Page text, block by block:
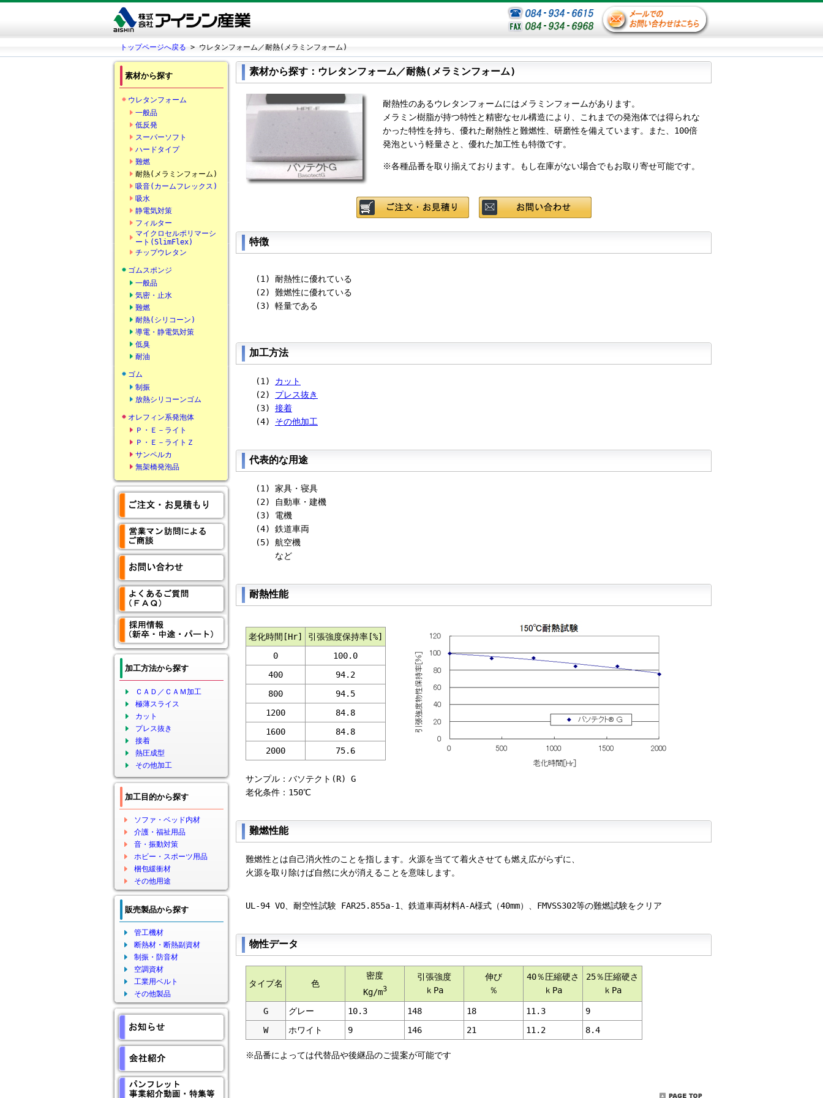
トップページへ戻る > ウレタンフォーム／耐熱(メラミンフォーム)
素材から探す
ウレタンフォーム
一般品
低反発
スーパーソフト
ハードタイプ
難燃
耐熱(メラミンフォーム)
吸音(カームフレックス)
吸水
静電気対策
フィルター
マイクロセルポリマーシ
ート(SlimFlex)
チップウレタン
ゴムスポンジ
一般品
気密・止水
難燃
耐熱(シリコーン)
導電・静電気対策
低臭
耐油
ゴム
制振
放熱シリコーンゴム
オレフィン系発泡体
Ｐ・Ｅ－ライト
Ｐ・Ｅ－ライトＺ
サンペルカ
無架橋発泡品
加工方法から探す
ＣＡＤ／ＣＡＭ加工
極薄スライス
カット
プレス抜き
接着
熱圧成型
その他加工
加工目的から探す
ソファ・ベッド内材
介護・福祉用品
音・振動対策
ホビー・スポーツ用品
梱包緩衝材
その他用途
販売製品から探す
管工機材
断熱材・断熱副資材
制振・防音材
空調資材
工業用ベルト
その他製品
素材から探す：ウレタンフォーム／耐熱(メラミンフォーム)
耐熱性のあるウレタンフォームにはメラミンフォームがあります。
メラミン樹脂が持つ特性と精密なセル構造により、これまでの発泡体では得られな
かった特性を持ち、優れた耐熱性と難燃性、研磨性を備えています。また、100倍
発泡という軽量さと、優れた加工性も特徴です。
※各種品番を取り揃えております。もし在庫がない場合でもお取り寄せ可能です。
特徴
(1) 耐熱性に優れている
(2) 難燃性に優れている
(3) 軽量である
加工方法
(1) カット
(2) プレス抜き
(3) 接着
(4) その他加工
代表的な用途
(1) 家具・寝具
(2) 自動車・建機
(3) 電機
(4) 鉄道車両
(5) 航空機
など
耐熱性能
老化時間[Hr]
引張強度保持率[%]
0
100.0
400
94.2
800
94.5
1200
84.8
1600
84.8
2000
75.6
サンプル：バソテクト(R) G
老化条件：150℃
難燃性能
難燃性とは自己消火性のことを指します。火源を当てて着火させても燃え広がらずに、
火源を取り除けば自然に火が消えることを意味します。
UL-94 VO、耐空性試験 FAR25.855a-1、鉄道車両材料A-A様式（40mm）、FMVSS302等の難燃試験をクリア
物性データ
タイプ名 色
密度
Kg/m3
引張強度
ｋPa
伸び
％
40％圧縮硬さ
ｋPa
25％圧縮硬さ
ｋPa
G グレー 10.3 148 18 11.3
9
W
ホワイト 9 146 21 11.2 8.4
※品番によっては代替品や後継品のご提案が可能です